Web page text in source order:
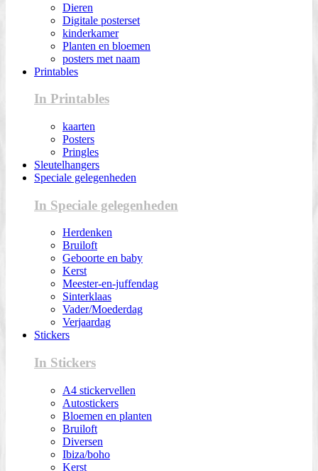
Dieren
Digitale posterset
kinderkamer
Planten en bloemen
posters met naam
Printables
In Printables
kaarten
Posters
Pringles
Sleutelhangers
Speciale gelegenheden
In Speciale gelegenheden
Herdenken
Bruiloft
Geboorte en baby
Kerst
Meester-en-juffendag
Sinterklaas
Vader/Moederdag
Verjaardag
Stickers
In Stickers
A4 stickervellen
Autostickers
Bloemen en planten
Bruiloft
Diversen
Ibiza/boho
Kerst